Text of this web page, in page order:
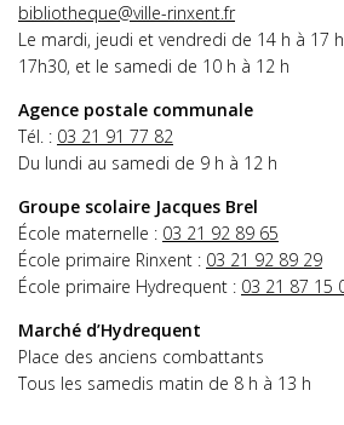
bibliotheque@ville-rinxent.fr
Le mardi, jeudi et vendredi de 14 h à 17
17h30, et le samedi de 10 h à 12 h
Agence postale communale
Tél. : 03 21 91 77 82
Du lundi au samedi de 9 h à 12 h
Groupe scolaire Jacques Brel
École maternelle : 03 21 92 89 65
École primaire Rinxent : 03 21 92 89 29
École primaire Hydrequent : 03 21 87 15
Marché d’Hydrequent
Place des anciens combattants
Tous les samedis matin de 8 h à 13 h